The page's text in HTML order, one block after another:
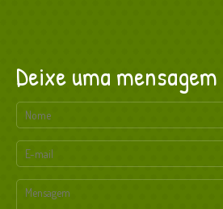
Deixe uma mensagem